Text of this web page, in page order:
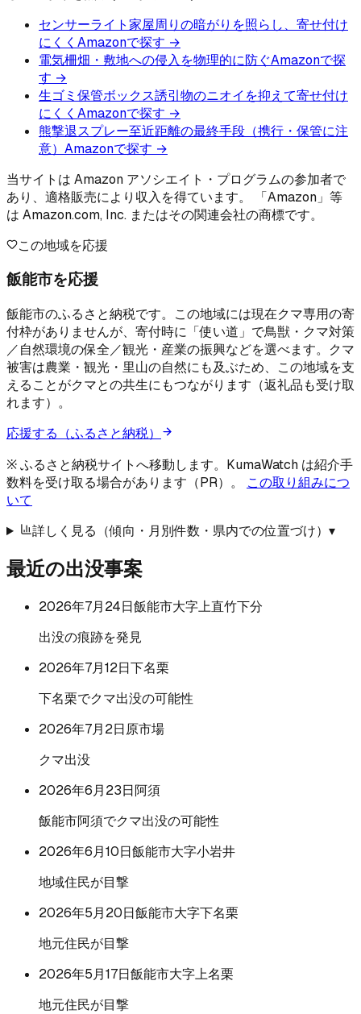
センサーライト家屋周りの暗がりを照らし、寄せ付け
にくく Amazonで探す →
電気柵畑・敷地への侵入を物理的に防ぐAmazonで探
す →
生ゴミ保管ボックス誘引物のニオイを抑えて寄せ付け
にくく Amazonで探す →
熊撃退スプレー至近距離の最終手段（携行・保管に注
意） Amazonで探す →
当サイトは Amazon アソシエイト・プログラムの参加者で
あり、適格販売により収入を得ています。 「Amazon」等
は Amazon.com, Inc. またはその関連会社の商標です。
この地域を応援
飯能市を応援
飯能市のふるさと納税です。この地域には現在クマ専用の寄
付枠がありませんが、寄付時に「使い道」で鳥獣・クマ対策
／自然環境の保全／観光・産業の振興などを選べます。クマ
被害は農業・観光・里山の自然にも及ぶため、この地域を支
えることがクマとの共生にもつながります（返礼品も受け取
れます）。
応援する（ふるさと納税）
※ ふるさと納税サイトへ移動します。KumaWatch は紹介手
数料を受け取る場合があります（PR）。
この取り組みにつ
いて
詳しく見る（傾向・月別件数・県内での位置づけ） ▾
最近の出没事案
2026年7月24日飯能市大字上直竹下分
出没の痕跡を発見
2026年7月12日下名栗
下名栗でクマ出没の可能性
2026年7月2日原市場
クマ出没
2026年6月23日阿須
飯能市阿須でクマ出没の可能性
2026年6月10日飯能市大字小岩井
地域住民が目撃
2026年5月20日飯能市大字下名栗
地元住民が目撃
2026年5月17日飯能市大字上名栗
地元住民が目撃